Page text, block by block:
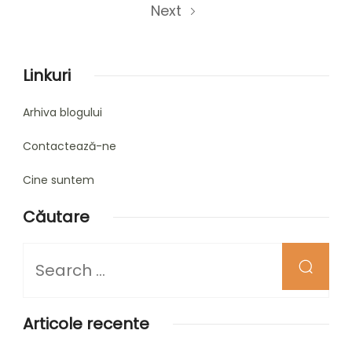
Next
Linkuri
Arhiva blogului
Contactează-ne
Cine suntem
Căutare
for
Articole recente